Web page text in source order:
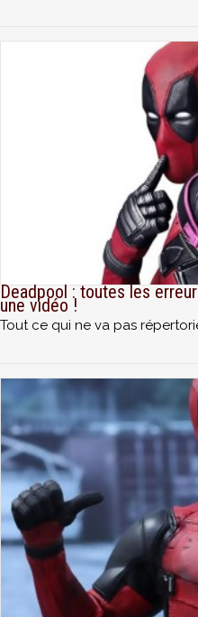
Deadpool : toutes les
une vidéo !
Tout ce qui ne va pas